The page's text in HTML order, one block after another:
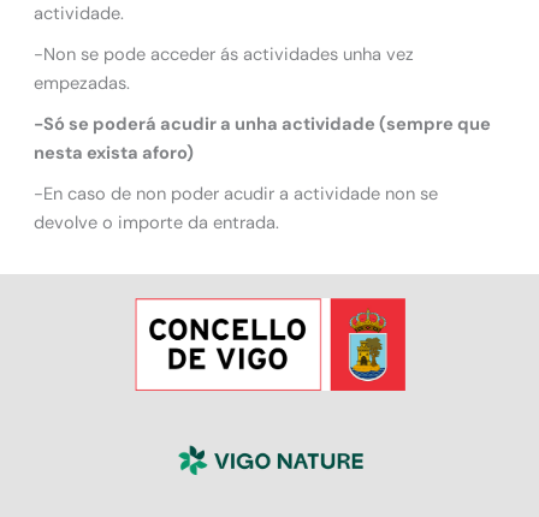
actividade.
-Non se pode acceder ás actividades unha vez
empezadas.
-Só se poderá acudir a unha actividade (sempre que
nesta exista aforo)
-En caso de non poder acudir a actividade non se
devolve o importe da entrada.